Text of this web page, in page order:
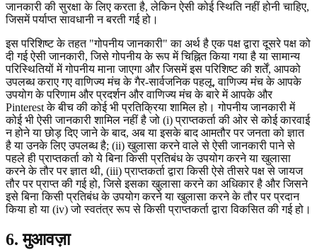
जानकारी की सुरक्षा के लिए करता है, लेकिन ऐसी कोई स्थिति नहीं होनी चाहिए,
जिसमें पर्याप्त सावधानी न बरती गई हो।
इस परिशिष्ट के तहत "गोपनीय जानकारी" का अर्थ है एक पक्ष द्वारा दूसरे पक्ष को
दी गई ऐसी जानकारी, जिसे गोपनीय के रूप में चिह्नित किया गया है या सामान्य
परिस्थितियों में गोपनीय माना जाएगा और जिसमें इस परिशिष्ट की शर्तें, आपको
उपलब्ध कराए गए वाणिज्य मंच के गैर-सार्वजनिक पहलू, वाणिज्य मंच के आपके
उपयोग के परिणाम और प्रदर्शन और वाणिज्य मंच के बारे में आपके और
Pinterest के बीच की कोई भी प्रतिक्रिया शामिल हो। गोपनीय जानकारी में
कोई भी ऐसी जानकारी शामिल नहीं है जो (i) प्राप्तकर्ता की ओर से कोई कारवाई
न होने या छोड़ दिए जाने के बाद, अब या इसके बाद आमतौर पर जनता को ज्ञात
है या उनके लिए उपलब्ध है; (ii) खुलासा करने वाले से ऐसी जानकारी पाने से
पहले ही प्राप्तकर्ता को ये बिना किसी प्रतिबंध के उपयोग करने या खुलासा
करने के तौर पर ज्ञात थी, (iii) प्राप्तकर्ता द्वारा किसी ऐसे तीसरे पक्ष से जायज
तौर पर प्राप्त की गई हो, जिसे इसका खुलासा करने का अधिकार है और जिसने
इसे बिना किसी प्रतिबंध के उपयोग करने या खुलासा करने के तौर पर प्रदान
किया हो या (iv) जो स्वतंत्र रूप से किसी प्राप्तकर्ता द्वारा विकसित की गई हो।
6. मुआवज़ा